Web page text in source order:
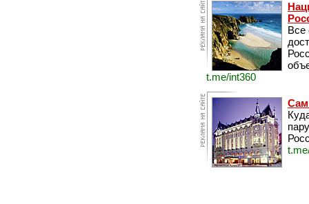
Все
t.me/int360